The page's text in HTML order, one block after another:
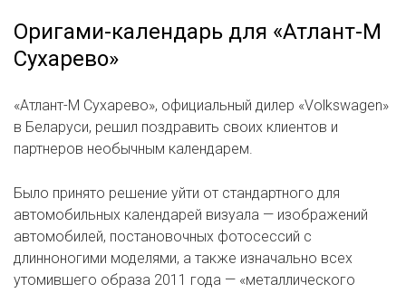
Оригами-календарь для «Атлант-М
Сухарево»
«Атлант-М Сухарево», официальный дилер «Volkswagen»
в Беларуси, решил поздравить своих клиентов и
партнеров необычным календарем.
Было принято решение уйти от стандартного для
автомобильных календарей визуала — изображений
автомобилей, постановочных фотосессий с
длинноногими моделями, а также изначально всех
утомившего образа 2011 года — «металлического